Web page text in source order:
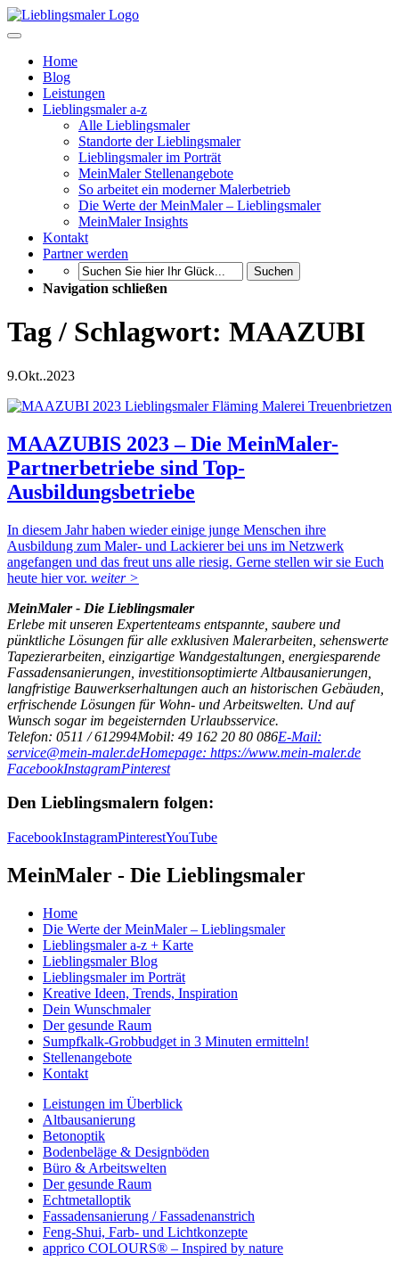
Home
Blog
Leistungen
Lieblingsmaler a-z
Alle Lieblingsmaler
Standorte der Lieblingsmaler
Lieblingsmaler im Porträt
MeinMaler Stellenangebote
So arbeitet ein moderner Malerbetrieb
Die Werte der MeinMaler – Lieblingsmaler
MeinMaler Insights
Kontakt
Partner werden
Suchen
Navigation schließen
Tag / Schlagwort: MAAZUBI
9.Okt..2023
MAAZUBIS 2023 – Die MeinMaler-
Partnerbetriebe sind Top-
Ausbildungsbetriebe
In diesem Jahr haben wieder einige junge Menschen ihre
Ausbildung zum Maler- und Lackierer bei uns im Netzwerk
angefangen und das freut uns alle riesig. Gerne stellen wir sie Euch
heute hier vor. weiter >
MeinMaler - Die Lieblingsmaler
Erlebe mit unseren Expertenteams entspannte, saubere und
pünktliche Lösungen für alle exklusiven Malerarbeiten, sehenswerte
Tapezierarbeiten, einzigartige Wandgestaltungen, energiesparende
Fassadensanierungen, investitionsoptimierte Altbausanierungen,
langfristige Bauwerkserhaltungen auch an historischen Gebäuden,
erfrischende Lösungen für Wohn- und Arbeitswelten. Und auf
Wunsch sogar im begeisternden Urlaubsservice.
Telefon: 0511 / 612994Mobil: 49 162 20 80 086E-Mail:
service@mein-maler.deHomepage: https://www.mein-maler.de
FacebookInstagramPinterest
Den Lieblingsmalern folgen:
FacebookInstagramPinterestYouTube
MeinMaler - Die Lieblingsmaler
Home
Die Werte der MeinMaler – Lieblingsmaler
Lieblingsmaler a-z + Karte
Lieblingsmaler Blog
Lieblingsmaler im Porträt
Kreative Ideen, Trends, Inspiration
Dein Wunschmaler
Der gesunde Raum
Sumpfkalk-Grobbudget in 3 Minuten ermitteln!
Stellenangebote
Kontakt
Leistungen im Überblick
Altbausanierung
Betonoptik
Bodenbeläge & Designböden
Büro & Arbeitswelten
Der gesunde Raum
Echtmetalloptik
Fassadensanierung / Fassadenanstrich
Feng-Shui, Farb- und Lichtkonzepte
apprico COLOURS® – Inspired by nature